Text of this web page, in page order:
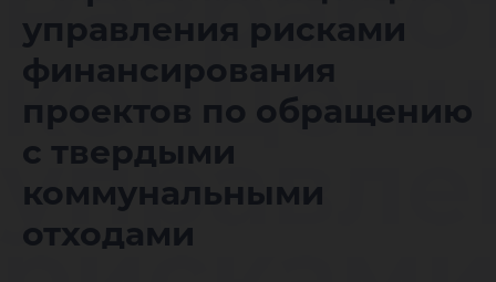
управления рисками
финансирования
проектов по обращению
с твердыми
коммунальными
отходами